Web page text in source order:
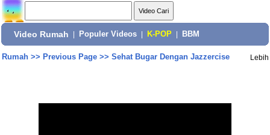
Video Rumah Populer Videos K-POP BBM
Rumah>> Previous Page>> Sehat Bugar Dengan Jazzercise Lebih